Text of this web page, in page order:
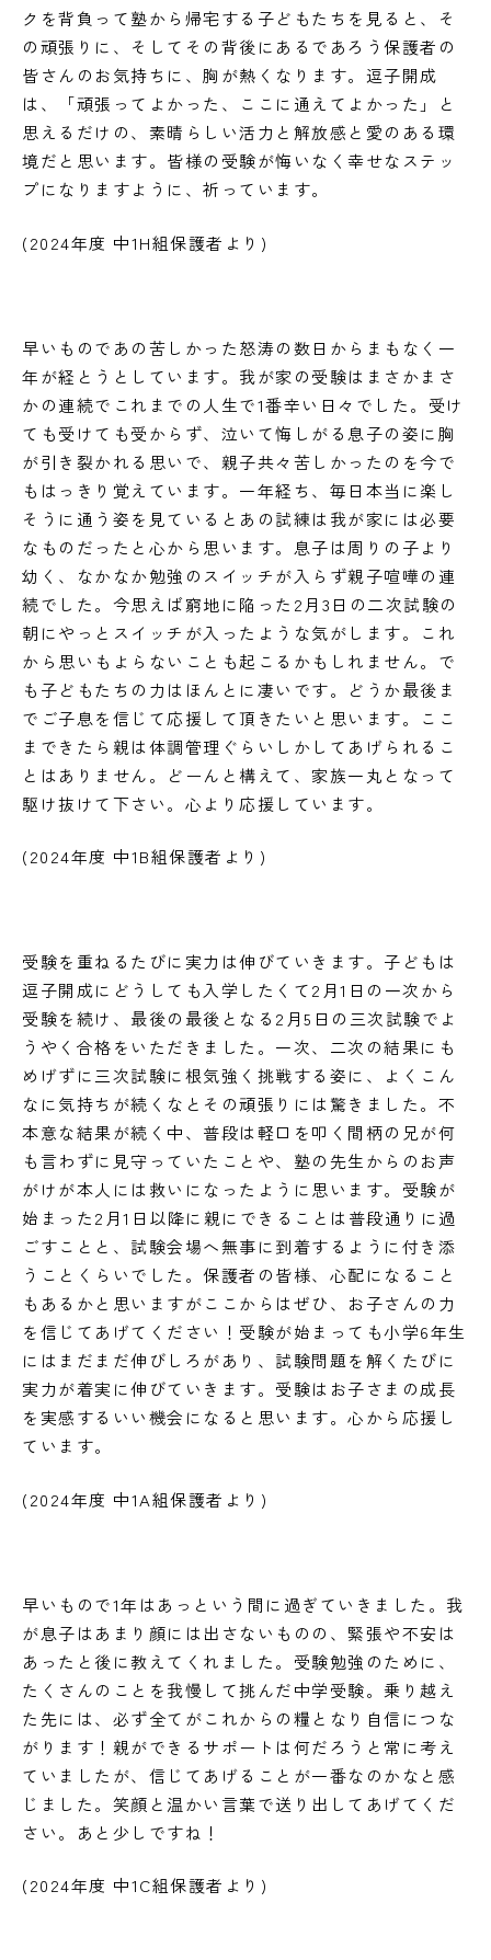
クを背負って塾から帰宅する子どもたちを見ると、そ
の頑張りに、そしてその背後にあるであろう保護者の
皆さんのお気持ちに、胸が熱くなります。逗子開成
は、「頑張ってよかった、ここに通えてよかった」と
思えるだけの、素晴らしい活力と解放感と愛のある環
境だと思います。皆様の受験が悔いなく幸せなステッ
プになりますように、祈っています。
(2024年度 中1H組保護者より)
早いものであの苦しかった怒涛の数日からまもなく一
年が経とうとしています。我が家の受験はまさかまさ
かの連続でこれまでの人生で1番辛い日々でした。受け
ても受けても受からず、泣いて悔しがる息子の姿に胸
が引き裂かれる思いで、親子共々苦しかったのを今で
もはっきり覚えています。一年経ち、毎日本当に楽し
そうに通う姿を見ているとあの試練は我が家には必要
なものだったと心から思います。息子は周りの子より
幼く、なかなか勉強のスイッチが入らず親子喧嘩の連
続でした。今思えば窮地に陥った2月3日の二次試験の
朝にやっとスイッチが入ったような気がします。これ
から思いもよらないことも起こるかもしれません。で
も子どもたちの力はほんとに凄いです。どうか最後ま
でご子息を信じて応援して頂きたいと思います。ここ
まできたら親は体調管理ぐらいしかしてあげられるこ
とはありません。どーんと構えて、家族一丸となって
駆け抜けて下さい。心より応援しています。
(2024年度 中1B組保護者より)
受験を重ねるたびに実力は伸びていきます。子どもは
逗子開成にどうしても入学したくて2月1日の一次から
受験を続け、最後の最後となる2月5日の三次試験でよ
うやく合格をいただきました。一次、二次の結果にも
めげずに三次試験に根気強く挑戦する姿に、よくこん
なに気持ちが続くなとその頑張りには驚きました。不
本意な結果が続く中、普段は軽口を叩く間柄の兄が何
も言わずに見守っていたことや、塾の先生からのお声
がけが本人には救いになったように思います。受験が
始まった2月1日以降に親にできることは普段通りに過
ごすことと、試験会場へ無事に到着するように付き添
うことくらいでした。保護者の皆様、心配になること
もあるかと思いますがここからはぜひ、お子さんの力
を信じてあげてください！受験が始まっても小学6年生
にはまだまだ伸びしろがあり、試験問題を解くたびに
実力が着実に伸びていきます。受験はお子さまの成長
を実感するいい機会になると思います。心から応援し
ています。
(2024年度 中1A組保護者より)
早いもので1年はあっという間に過ぎていきました。我
が息子はあまり顔には出さないものの、緊張や不安は
あったと後に教えてくれました。受験勉強のために、
たくさんのことを我慢して挑んだ中学受験。乗り越え
た先には、必ず全てがこれからの糧となり自信につな
がります！親ができるサポートは何だろうと常に考え
ていましたが、信じてあげることが一番なのかなと感
じました。笑顔と温かい言葉で送り出してあげてくだ
さい。あと少しですね！
(2024年度 中1C組保護者より)